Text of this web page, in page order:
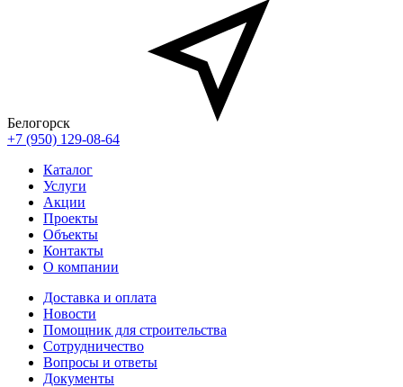
Белогорск
+7 (950) 129-08-64
Каталог
Услуги
Акции
Проекты
Объекты
Контакты
О компании
Доставка и оплата
Новости
Помощник для строительства
Сотрудничество
Вопросы и ответы
Документы